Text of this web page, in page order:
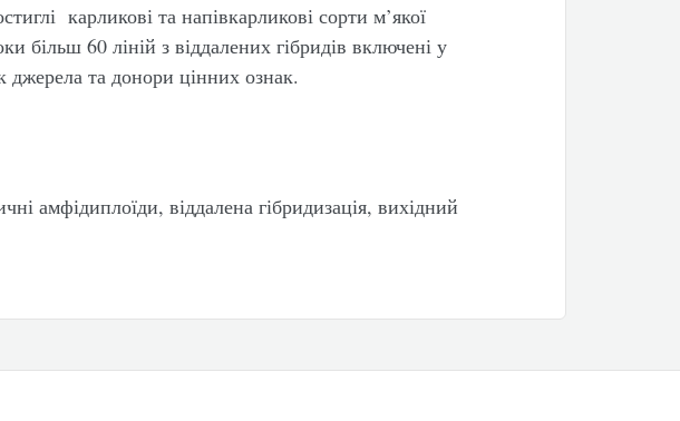
карликові та напівкарликові сорти м’якої
більш 60 ліній з віддалених гібридів включені у
джерела та донори цінних ознак.
амфідиплоїди, віддалена гібридизація, вихідний